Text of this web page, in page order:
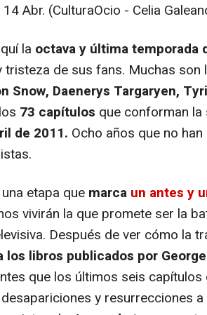
14 Abr. (CulturaOcio - Celia
la octava y última temporada
tristeza de sus fans. Muchas son
Snow, Daenerys Targaryen,
73 capítulos que conforman la
de 2011. Ocho años que no
etapa que marca un antes y
vivirán la que promete ser la
Después de ver cómo la
los libros publicados por
que los últimos seis
y resurrecciones